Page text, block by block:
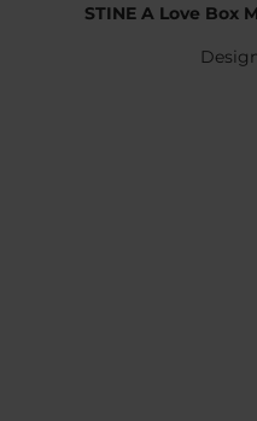
STINE A Love Box